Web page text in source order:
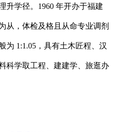
升学径。1960 年开办于福建
从，体检及格且从命专业调剂
为 1:1.05，具有土木匠程、汉
科学取工程、建建学、旅逛办